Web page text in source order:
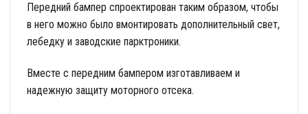
Передний бампер спроектирован таким образом, чтобы
в него можно было вмонтировать дополнительный свет,
лебедку и заводские парктроники.
Вместе с передним бампером изготавливаем и
надежную защиту моторного отсека.